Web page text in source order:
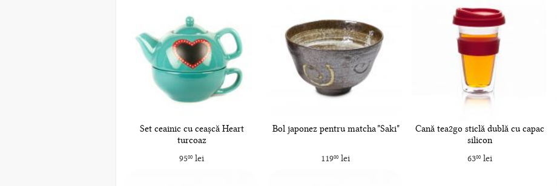
Set ceainic cu ceașcă Heart
turcoaz
9500lei
Bol japonez pentru matcha "Saki"
11900 lei
Cană tea2go sticlă dublă cu capac
silicon
6300lei